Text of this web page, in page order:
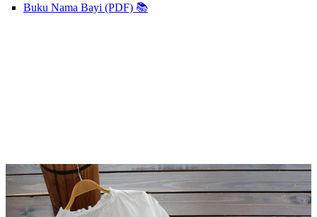
Buku Nama Bayi (PDF) 📚